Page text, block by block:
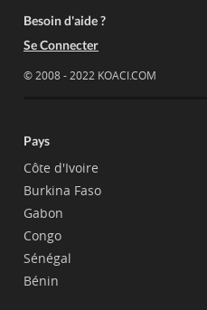
Besoin d'aide ?
Se Connecter
© 2008 - 2022 KOACI.COM
Pays
Côte d'Ivoire
Burkina Faso
Gabon
Congo
Sénégal
Bénin